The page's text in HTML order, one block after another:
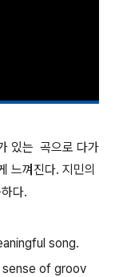
있는 곡으로 다가
느껴진다. 지민의
다.
song.
of groov